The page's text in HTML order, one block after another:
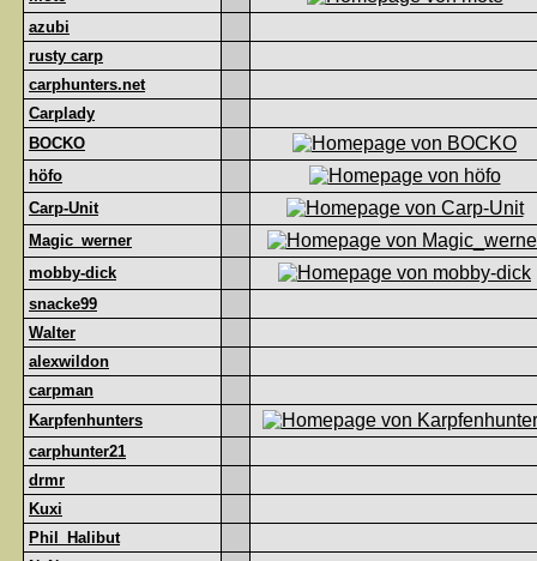
azubi
rusty carp
carphunters.net
Carplady
BOCKO
höfo
Carp-Unit
Magic_werner
mobby-dick
snacke99
Walter
alexwildon
carpman
Karpfenhunters
carphunter21
drmr
Kuxi
Phil_Halibut